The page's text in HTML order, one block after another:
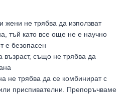
не трябва да използват
тъй като все още не е научно
е безопасен
възраст, също не трябва да
не трябва да се комбинират с
приспивателни. Препоръчваме